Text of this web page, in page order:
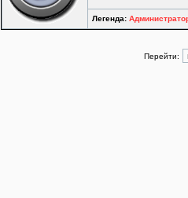
Легенда:
Перейти: